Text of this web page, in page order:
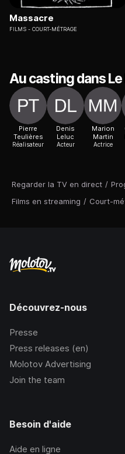
Regarder la TV en direct /
Films en streaming / Court-
Massacre
FILMS COURT-MÉTRAGE
Au casting dans Le
Pierre
Teulières
Réalisateur
Denis
Leluc
Acteur
Marion
Martin
Actrice
Découvrez-nous
Presse
Press releases (en)
Molotov Advertising
Join the team
Besoin d'aide
Aide en ligne